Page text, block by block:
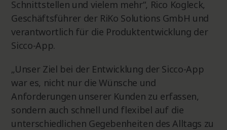
Schnittstellen und vielem mehr“, Rico Kogleck,
Geschäftsführer der RiKo Solutions GmbH und
verantwortlich für die Produktentwicklung der
Sicco-App.
„Unser Ziel bei der Entwicklung der Sicco-App
war es, nicht nur die Wünsche und
Anforderungen unserer Kunden zu erfassen,
sondern auch schnell und flexibel auf die
unterschiedlichen Gegebenheiten des Alltags zu